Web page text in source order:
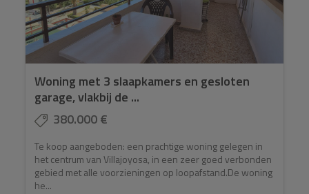
Woning met 3 slaapkamers en gesloten
garage, vlakbij de ...
380.000 €
Te koop aangeboden: een prachtige woning gelegen in
het centrum van Villajoyosa, in een zeer goed verbonden
gebied met alle voorzieningen op loopafstand.De woning
he...